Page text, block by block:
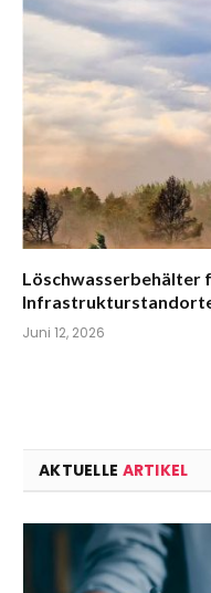
Löschwasserbehälter
Juni 12, 2026
AKTUELLE ARTIKEL